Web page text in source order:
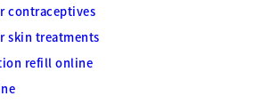
contraceptives
skin treatments
refill online